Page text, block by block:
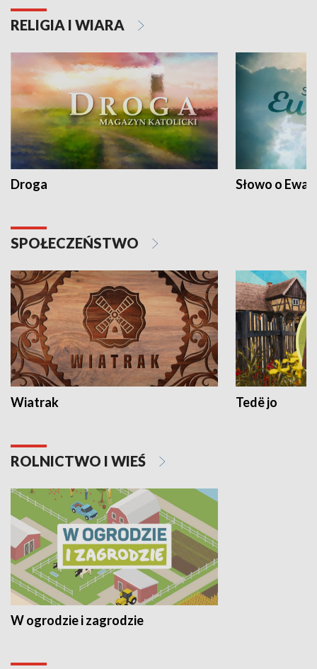
RELIGIA I WIARA
Droga Słowo o
SPOŁECZEŃSTWO
Wiatrak Tedë jo
ROLNICTWO I WIEŚ
W ogrodzie i zagrodzie